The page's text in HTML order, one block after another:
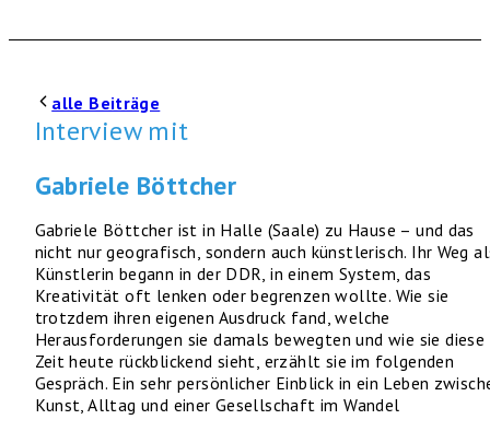
alle Beiträge
Interview mit
Gabriele Böttcher
Gabriele Böttcher ist in Halle (Saale) zu Hause – und das
nicht nur geografisch, sondern auch künstlerisch. Ihr Weg
Künstlerin begann in der DDR, in einem System, das
Kreativität oft lenken oder begrenzen wollte. Wie sie
trotzdem ihren eigenen Ausdruck fand, welche
Herausforderungen sie damals bewegten und wie sie diese
Zeit heute rückblickend sieht, erzählt sie im folgenden
Gespräch. Ein sehr persönlicher Einblick in ein Leben
Kunst, Alltag und einer Gesellschaft im Wandel